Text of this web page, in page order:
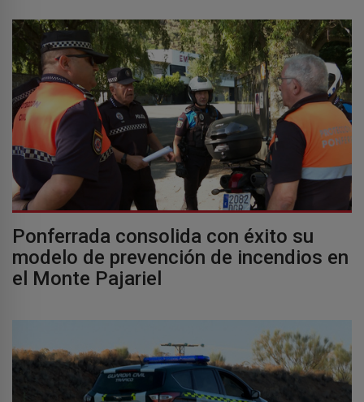
Ponferrada consolida con éxito su
modelo de prevención de incendios en
el Monte Pajariel